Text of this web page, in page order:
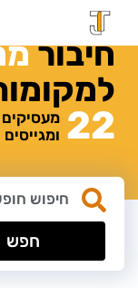
חיבורמ
22 מעסיקים
ומגייסים
חפש